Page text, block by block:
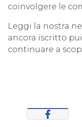
coinvolgere le
Leggi la nostra
ancora iscritto
continuare a